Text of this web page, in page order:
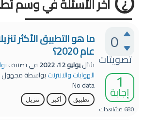
0
تصويتات
1
إجابة
680 مشاهدات
ما هو التطبيق الأكثر
عام 2020؟
سُئليوليو 12، 2022 في تصنيف
الهوايات والانترنتبواسطةمجهول
No data
تطبيق أكبر تنزيل